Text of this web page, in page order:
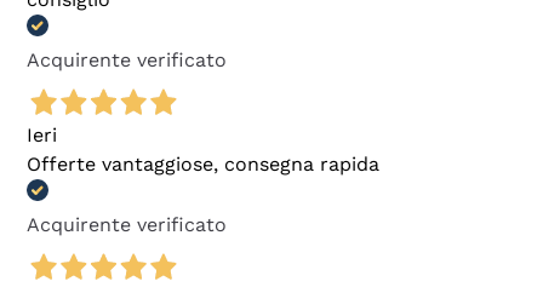
Acquirente verificato
Ieri
Offerte vantaggiose, consegna rapida
Acquirente verificato